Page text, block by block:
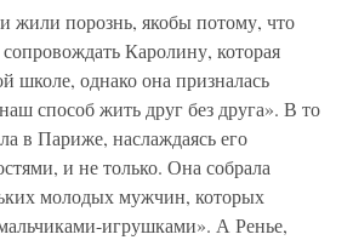
жили порознь, якобы потому, что
Каролину, которая
школе, однако она призналась
способ жить друг без друга». В то
в Париже, наслаждаясь его
и не только. Она собрала
молодых мужчин, которых
игрушками». А Ренье,